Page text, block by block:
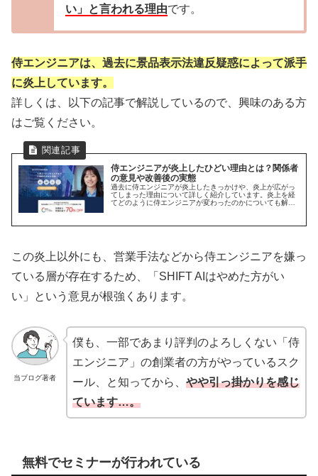
い」と言われる理由です。
侍エンジニアは、過去に景品表示法違反疑惑によって派手
に炎上しています。
詳しくは、以下の記事で解説しているので、興味のある方
はご覧ください。
侍エンジニアが炎上したひどい理由とは？関係者
の意見や改善後の実態
過去に侍エンジニアが炎上したきっかけや、炎上が広がっ
てしまった理由について詳しく紹介しています。炎上を経
てどのように侍エンジニアが変わったのかについても解説
この炎上以外にも、営業手法などから侍エンジニアを嫌っ
ている層が存在するため、「SHIFT AIはやめた方がい
い」という意見が根強くあります。
当ブログ著者
僕も、一部であまり評判のよろしくない「侍
エンジニア」の創業者の方がやっているスク
ール、と知ってから、 やや引っ掛かりを感じ
ています…。
無料でセミナーが行われている